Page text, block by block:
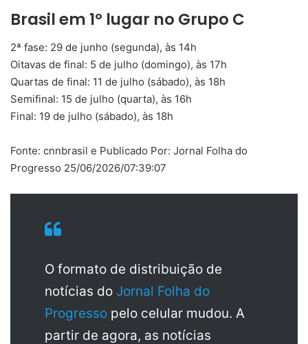
Brasil em 1º lugar no Grupo C
2ª fase: 29 de junho (segunda), às 14h
Oitavas de final: 5 de julho (domingo), às 17h
Quartas de final: 11 de julho (sábado), às 18h
Semifinal: 15 de julho (quarta), às 16h
Final: 19 de julho (sábado), às 18h
Fonte: cnnbrasil e Publicado Por: Jornal Folha do
Progresso 25/06/2026/07:39:07
O formato de distribuição de
notícias do Jornal Folha do
Progresso pelo celular mudou. A
partir de agora, as notícias